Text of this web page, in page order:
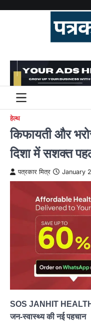
हेल्थ
किफायती और
दिशा में सशक्त
पत्रकार मित्र January
SOS JANHIT
जन-स्वास्थ्य की नई पहचान